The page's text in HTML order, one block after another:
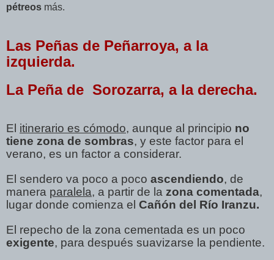
pétreos más.
Las Peñas de Peñarroya, a la
izquierda.
La Peña de Sorozarra, a la derecha.
El itinerario es cómodo, aunque al principio no
tiene zona de sombras, y este factor para el
verano, es un factor a considerar.
El sendero va poco a poco ascendiendo, de
manera paralela, a partir de la zona comentada,
lugar donde comienza el Cañón del Río Iranzu.
El repecho de la zona cementada es un poco
exigente, para después suavizarse la pendiente.